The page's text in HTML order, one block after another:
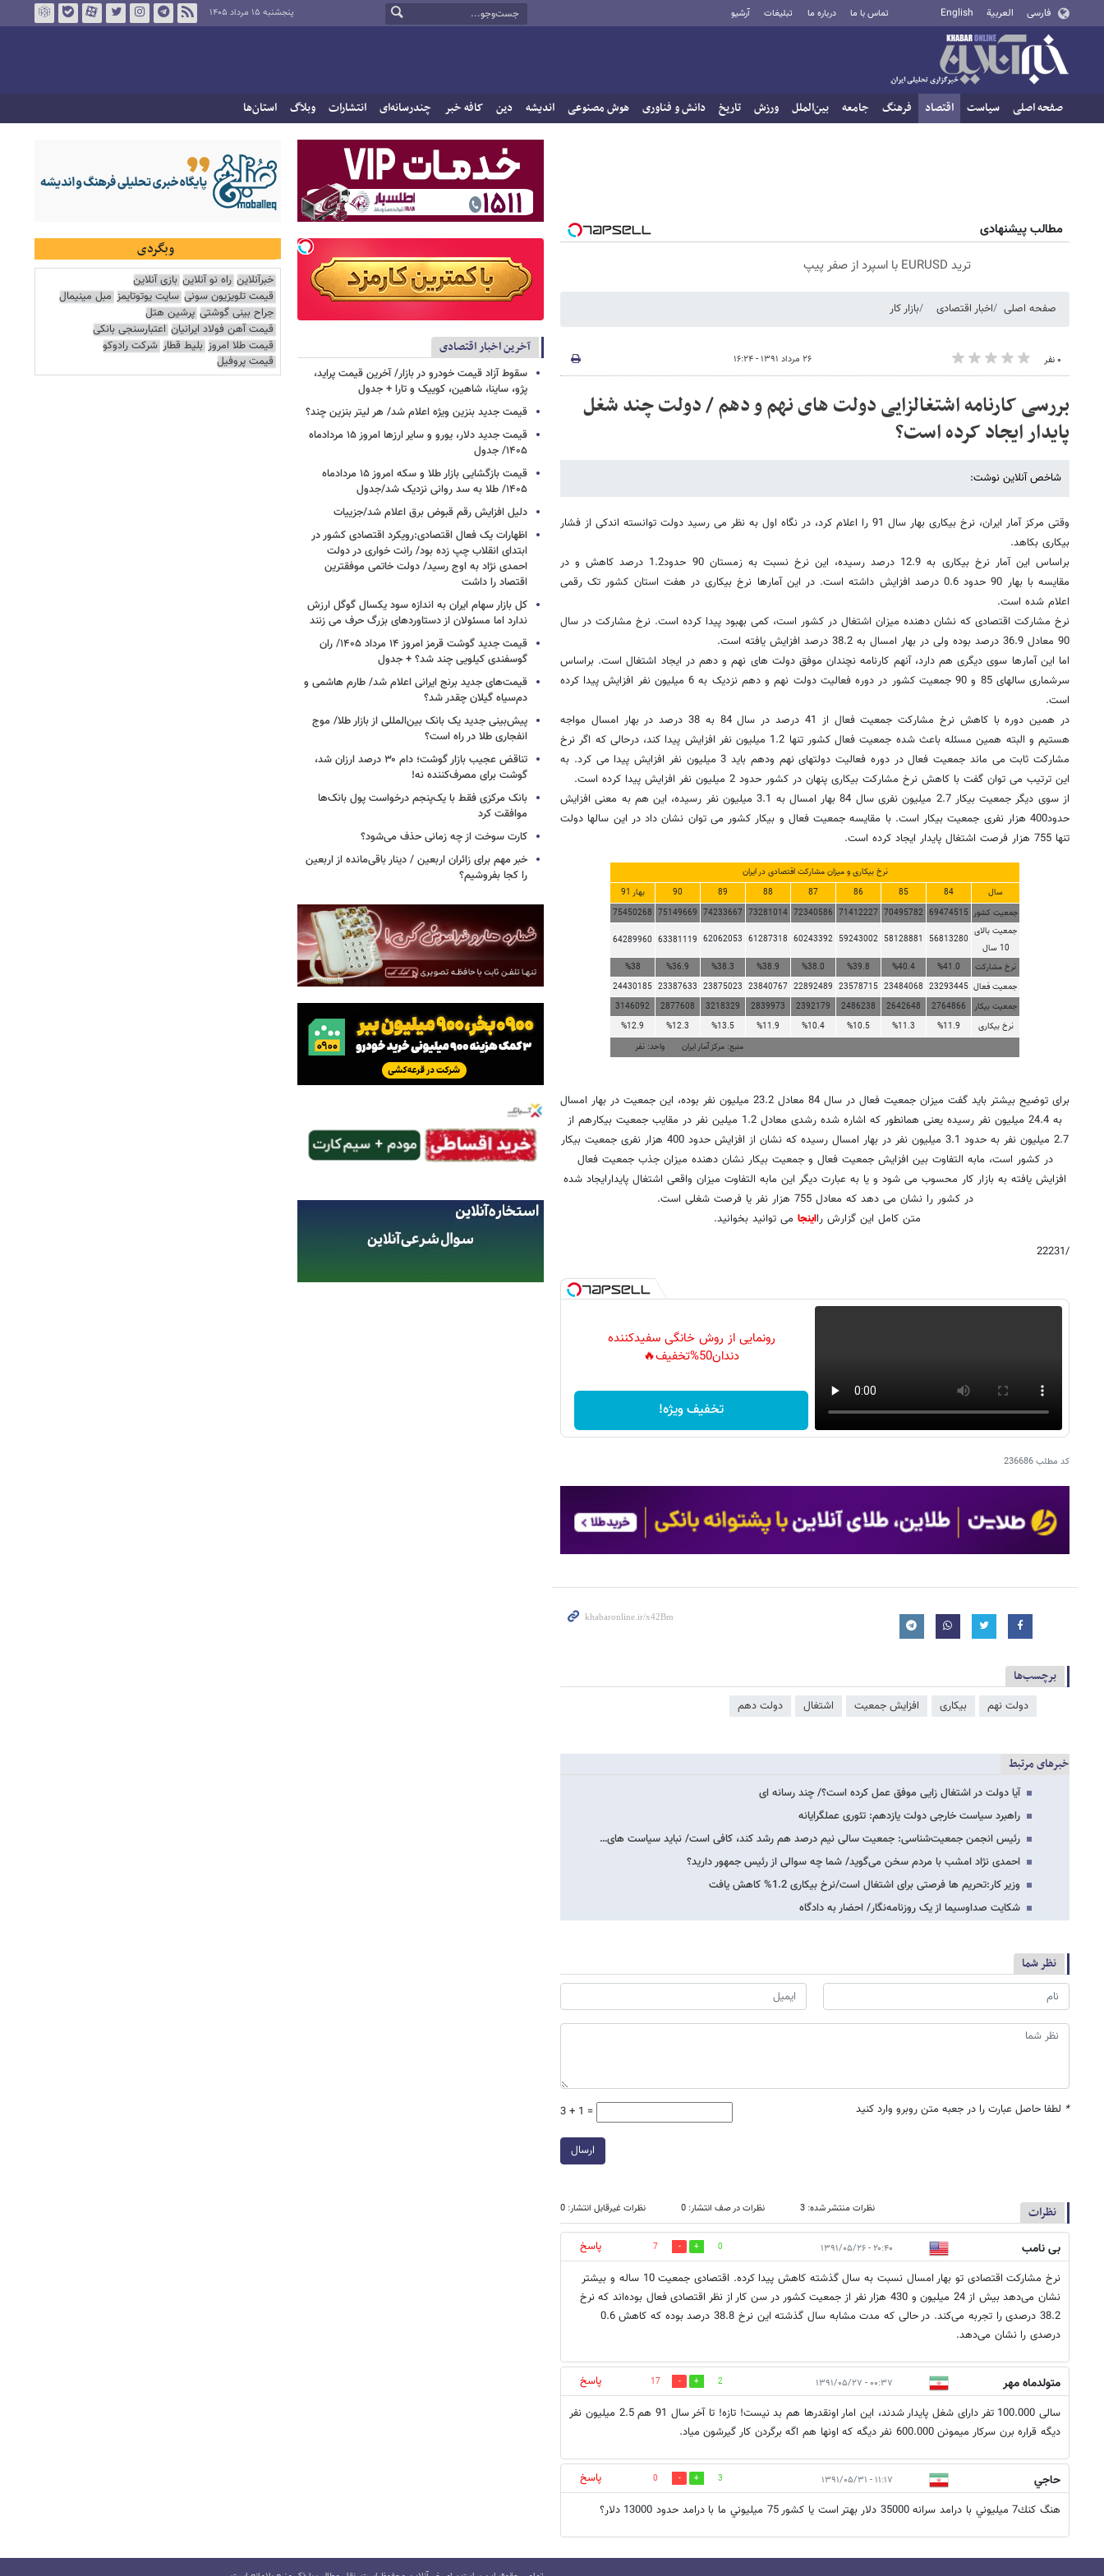
فارسی العربية English تماس با ما درباره ما تبلیغات آرشیو پنجشنبه ۱۵ مرداد ۱۴۰۵
صفحه اصلی سیاست اقتصاد فرهنگ جامعه بین‌الملل ورزش تاریخ دانش و فناوری هوش مصنوعی اندیشه دین کافه خبر چندرسانه‌ای انتشارات وبلاگ استان‌ها
مطالب پیشنهادی
ترید EURUSD با اسپرد از صفر پیپ
صفحه اصلی اخبار اقتصادی بازار کار
۰ نفر ۲۶ مرداد ۱۳۹۱ - ۱۶:۲۴
بررسی کارنامه اشتغالزایی دولت های نهم و دهم / دولت چند شغل
پایدار ایجاد کرده است؟
شاخص آنلاین نوشت:
وقتی مرکز آمار ایران، نرخ بیکاری بهار سال 91 را اعلام کرد، در نگاه اول به نظر می رسید دولت توانسته اندکی از فشار
بیکاری بکاهد.
براساس این آمار نرخ بیکاری به 12.9 درصد رسیده، این نرخ نسبت به زمستان 90 حدود1.2 درصد کاهش و در
مقایسه با بهار 90 حدود 0.6 درصد افزایش داشته است. در این آمارها نرخ بیکاری در هفت استان کشور تک رقمی
اعلام شده است.
نرخ مشارکت اقتصادی که نشان دهنده میزان اشتغال در کشور است، کمی بهبود پیدا کرده است. نرخ مشارکت در سال
90 معادل 36.9 درصد بوده ولی در بهار امسال به 38.2 درصد افزایش یافته است.
اما این آمارها سوی دیگری هم دارد، آنهم کارنامه نچندان موفق دولت های نهم و دهم در ایجاد اشتغال است. براساس
سرشماری سالهای 85 و 90 جمعیت کشور در دوره فعالیت دولت نهم و دهم نزدیک به 6 میلیون نفر افزایش پیدا کرده
است.
در همین دوره با کاهش نرخ مشارکت جمعیت فعال از 41 درصد در سال 84 به 38 درصد در بهار امسال مواجه
هستیم و البته همین مسئله باعث شده جمعیت فعال کشور تنها 1.2 میلیون نفر افزایش پیدا کند، درحالی که اگر نرخ
مشارکت ثابت می ماند جمعیت فعال در دوره فعالیت دولتهای نهم ودهم باید 3 میلیون نفر افزایش پیدا می کرد. به
این ترتیب می توان گفت با کاهش نرخ مشارکت بیکاری پنهان در کشور حدود 2 میلیون نفر افزایش پیدا کرده است.
از سوی دیگر جمعیت بیکار 2.7 میلیون نفری سال 84 بهار امسال به 3.1 میلیون نفر رسیده، این هم به معنی افزایش
حدود400 هزار نفری جمعیت بیکار است. با مقایسه جمعیت فعال و بیکار کشور می توان نشان داد در این سالها دولت
تنها 755 هزار فرصت اشتغال پایدار ایجاد کرده است.
نرخ بیکاری و میزان مشارکت اقتصادی در ایران
سال
84
85
86
87
88
89
90
بهار 91
جمعیت کشور 69474515
70495782
71412227
72340586
73281014
74233667
75149669
75450268
جمعیت بالای
10 سال
56813280
58128881
59243002
60243392
61287318
62062053
63381119
64289960
نرخ مشارکت %41.0
%40.4
%39.8
%38.0
%38.9
%38.3
%36.9
%38
جمعیت فعال 23293445
23484068
23578715
22892489
23840767
23875023
23387633
24430185
جمعیت بیکار
2764866
2642648
2486238
2392179
2839973
3218329
2877608
3146092
نرخ بیکاری
%11.9
%11.3
%10.5
%10.4
%11.9
%13.5
%12.3
%12.9
منبع: مرکز آمار ایران واحد: نفر
برای توضیح بیشتر باید گفت میزان جمعیت فعال در سال 84 معادل 23.2 میلیون نفر بوده، این جمعیت در بهار امسال
به 24.4 میلیون نفر رسیده یعنی همانطور که اشاره شده رشدی معادل 1.2 میلین نفر در مقایب جمعیت بیکارهم از
2.7 میلیون نفر به حدود 3.1 میلیون نفر در بهار امسال رسیده که نشان از افزایش حدود 400 هزار نفری جمعیت بیکار
در کشور است، مابه التفاوت بین افزایش جمعیت فعال و جمعیت بیکار نشان دهنده میزان جذب جمعیت فعال
افزایش یافته به بازار کار محسوب می شود و یا به عبارت دیگر این مابه التفاوت میزان واقعی اشتغال پایدارایجاد شده
در کشور را نشان می دهد که معادل 755 هزار نفر یا فرصت شغلی است.
متن کامل این گزارش رااینجا می توانید بخوانید.
/22231
رونمایی از روش خانگی سفیدکننده
دندان50%تخفیف🔥
تخفیف ویژه!
کد مطلب236686
برچسب‌ها
دولت نهم بیکاری افزایش جمعیت اشتغال دولت دهم
خبرهای مرتبط
آیا دولت در اشتغال زایی موفق عمل کرده است؟/ چند رسانه ای
راهبرد سیاست خارجی دولت یازدهم: تئوری عملگرایانه
رئیس انجمن جمعیت‌شناسی: جمعیت سالی نیم درصد هم رشد کند، کافی است/ نباید سیاست های…
احمدی نژاد امشب با مردم سخن می‌گوید/ شما چه سوالی از رئیس جمهور دارید؟
وزیر کار:تحریم ها فرصتی برای اشتغال است/نرخ بیکاری 1.2% کاهش یافت
شکایت صداوسیما از یک روزنامه‌نگار/ احضار به دادگاه
نظر شما
* لطفا حاصل عبارت را در جعبه متن روبرو وارد کنید 3 + 1 =
ارسال
نظرات نظرات منتشر شده: 3 نظرات در صف انتشار: 0 نظرات غیرقابل انتشار: 0
بی نامب ۲۰:۴۰ - ۱۳۹۱/۰۵/۲۶ 0
7
پاسخ
نرخ مشارکت اقتصادی تو بهار امسال نسبت به سال گذشته کاهش پیدا کرده. اقتصادی جمعیت 10 ساله و بیشتر
نشان می‌دهد بیش از 24 میلیون و 430 هزار نفر از جمعیت کشور در سن کار از نظر اقتصادی فعال بوده‌اند که نرخ
38.2 درصدی را تجربه می‌کند. در حالی که مدت مشابه سال گذشته این نرخ 38.8 درصد بوده که کاهش 0.6
درصدی را نشان می‌دهد.
متولدماه مهر ۰۰:۳۷ - ۱۳۹۱/۰۵/۲۷ 2
17
پاسخ
سالی 100.000 تفر دارای شغل پایدار شدند، این امار اونقدرها هم بد نیست! تازه! تا آخر سال 91 هم 2.5 میلیون نفر
دیگه قراره برن سرکار میمونن 600.000 نفر دیگه که اونها هم اگه برگردن کار گیرشون میاد.
حاجي ۱۱:۱۷ - ۱۳۹۱/۰۵/۳۱ 3
0
پاسخ
هنگ كنك7 ميليوني با درامد سرانه 35000 دلار بهتر است يا كشور 75 ميليوني ما با درامد حدود 13000 دلار؟
آخرین اخبار اقتصادی
سقوط آزاد قیمت خودرو در بازار/ آخرین قیمت پراید،
پژو، ساینا، شاهین، کوییک و تارا + جدول
قیمت جدید بنزین ویژه اعلام شد/ هر لیتر بنزین چند؟
قیمت جدید دلار، یورو و سایر ارزها امروز ۱۵ مردادماه
۱۴۰۵/ جدول
قیمت بازگشایی بازار طلا و سکه امروز ۱۵ مردادماه
۱۴۰۵/ طلا به سد روانی نزدیک شد/جدول
دلیل افزایش رقم قبوض برق اعلام شد/جزییات
اظهارات یک فعال اقتصادی:رویکرد اقتصادی کشور در
ابتدای انقلاب چپ زده بود/ رانت خواری در دولت
احمدی نژاد به اوج رسید/ دولت خاتمی موفقترین
اقتصاد را داشت
کل بازار سهام ایران به اندازه سود یکسال گوگل ارزش
ندارد اما مسئولان از دستاوردهای بزرگ حرف می زنند
قیمت جدید گوشت قرمز امروز ۱۴ مرداد ۱۴۰۵/ ران
گوسفندی کیلویی چند شد؟ + جدول
قیمت‌های جدید برنج ایرانی اعلام شد/ طارم هاشمی و
دم‌سیاه گیلان چقدر شد؟
پیش‌بینی جدید یک بانک بین‌المللی از بازار طلا/ موج
انفجاری طلا در راه است؟
تناقض عجیب بازار گوشت؛ دام ۳۰ درصد ارزان شد،
گوشت برای مصرف‌کننده نه!
بانک مرکزی فقط با یک‌‎پنجم درخواست پول بانک‌ها
موافقت کرد
کارت سوخت از چه زمانی حذف می‌شود؟
خبر مهم برای زائران اربعین / دینار باقی‌مانده از اربعین
را کجا بفروشیم؟
وبگردی
خبرآنلاین راه نو آنلاین بازی آنلاین
قیمت تلویزیون سونی سایت یوتوتایمز مبل مینیمال
جراح بینی گوشتی پرشین هتل
قیمت آهن فولاد ایرانیان اعتبارسنجی بانکی
قیمت طلا امروز بلیط قطار شرکت رادوکو
قیمت پروفیل